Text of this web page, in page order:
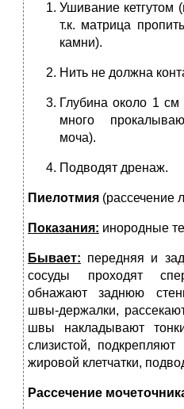
Ушивание кетгутом
т.к. матрица
камни).
Нить не должна
Глубина около 1
много
моча).
Подводят дренаж.
Пиелотмия (рассечение
Показания: инородные
Бывает: передняя и
сосуды проходят
обнажают заднюю
швы-держалки,
швы накладывают
слизистой,
жировой клетчатки,
Рассечение